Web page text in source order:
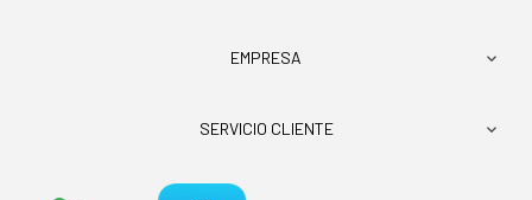
EMPRESA 
SERVICIO CLIENTE 